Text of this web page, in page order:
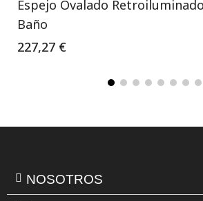
Espejo Ovalado
Baño
227,27 €
NOSOTROS